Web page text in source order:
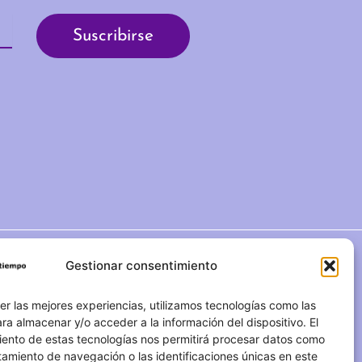
Gestionar consentimiento
las mejores experiencias, utilizamos tecnologías como las
almacenar y/o acceder a la información del dispositivo. El
de estas tecnologías nos permitirá procesar datos como
de navegación o las identificaciones únicas en este
2 – 1ºA 28012 – Madrid
(+34) 623 183 283